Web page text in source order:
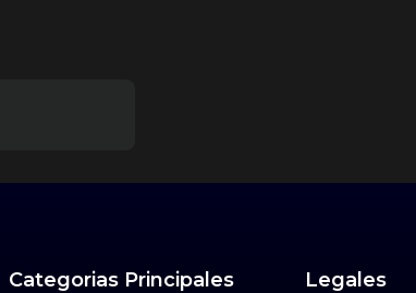
Categorias Principales Legales